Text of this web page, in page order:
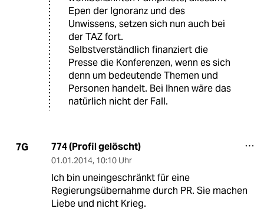
Epen der Ignoranz und des
Unwissens, setzen sich nun auch bei
der TAZ fort.
Selbstverständlich finanziert die
Presse die Konferenzen, wenn es sich
denn um bedeutende Themen und
Personen handelt. Bei Ihnen wäre das
natürlich nicht der Fall.
7G 774 (Profil gelöscht)
01.01.2014, 10:10 Uhr
Ich bin uneingeschränkt für eine
Regierungsübernahme durch PR. Sie machen
Liebe und nicht Krieg.